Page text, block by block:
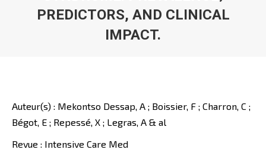
PREDICTORS, AND CLINICAL
IMPACT.
Auteur(s) : Mekontso Dessap, A ; Boissier, F ; Charron, C ;
Bégot, E ; Repessé, X ; Legras, A & al
Revue : Intensive Care Med